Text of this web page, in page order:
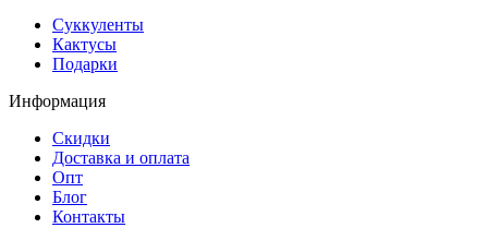
Суккуленты
Кактусы
Подарки
Информация
Скидки
Доставка и оплата
Опт
Блог
Контакты